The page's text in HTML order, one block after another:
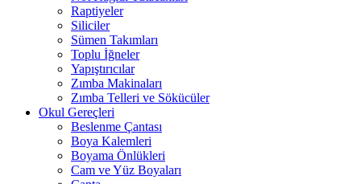
Raptiyeler
Siliciler
Sümen Takımları
Toplu İğneler
Yapıştırıcılar
Zımba Makinaları
Zımba Telleri ve Sökücüler
Okul Gereçleri
Beslenme Çantası
Boya Kalemleri
Boyama Önlükleri
Cam ve Yüz Boyaları